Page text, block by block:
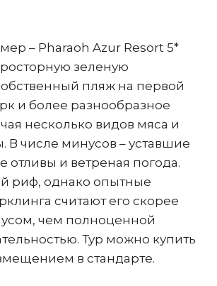
– Pharaoh Azur Resort 5*
зеленую
пляж на первой
и более разнообразное
несколько видов мяса и
В числе минусов – уставшие
отливы и ветреная погода.
риф, однако опытные
считают его скорее
чем полноценной
Тур можно купить
в стандарте.